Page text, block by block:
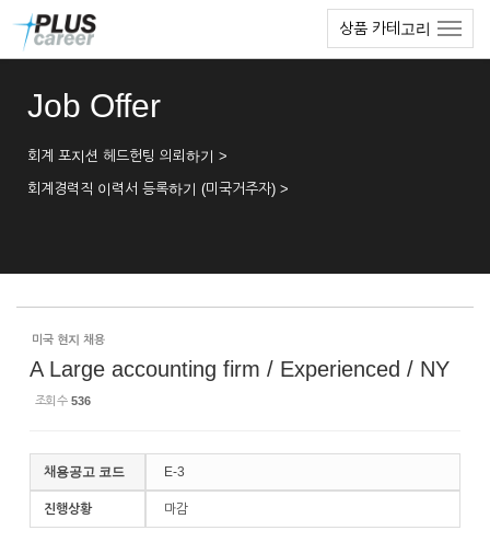
상품 카테고리
Job Offer
회계 포지션 헤드헌팅 의뢰하기 >
회계경력직 이력서 등록하기 (미국거주자) >
미국 현지 채용
A Large accounting firm / Experienced / NY
조회 수 536
채용공고 코드 E-3
진행상황 마감